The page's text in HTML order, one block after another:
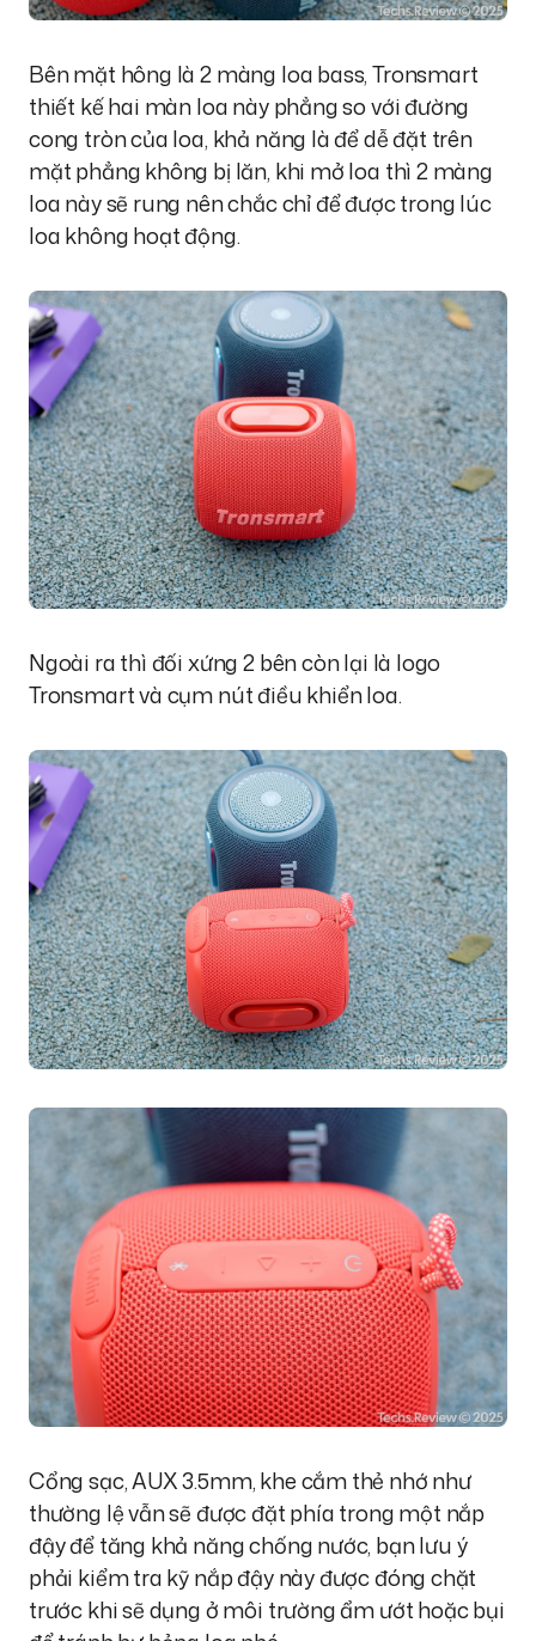
Bên mặt hông là 2 màng loa bass, Tronsmart
thiết kế hai màn loa này phẳng so với đường
cong tròn của loa, khả năng là để dễ đặt trên
mặt phẳng không bị lăn, khi mở loa thì 2 màng
loa này sẽ rung nên chắc chỉ để được trong lúc
loa không hoạt động.
Ngoài ra thì đối xứng 2 bên còn lại là logo
Tronsmart và cụm nút điều khiển loa.
Cổng sạc, AUX 3.5mm, khe cắm thẻ nhớ như
thường lệ vẫn sẽ được đặt phía trong một nắp
đậy để tăng khả năng chống nước, bạn lưu ý
phải kiểm tra kỹ nắp đậy này được đóng chặt
trước khi sẽ dụng ở môi trường ẩm ướt hoặc bụi